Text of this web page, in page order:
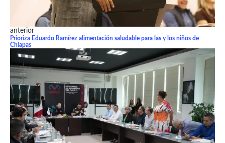
anterior
Prioriza Eduardo Ramírez alimentación saludable para las y los niños de
Chiapas